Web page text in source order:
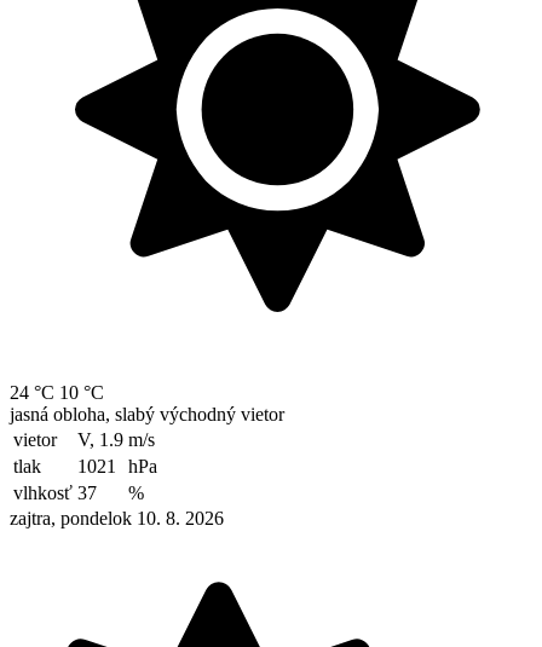
24 °C 10 °C
jasná obloha, slabý východný vietor
vietor
V, 1.9 m/s
tlak
1021
hPa
vlhkosť 37
%
zajtra, pondelok 10. 8. 2026